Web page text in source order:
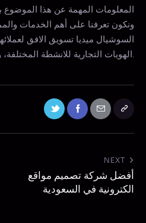
المعلومات المهمة عن هذا
ونكون تعرفنا على أهم الخدمات
السوشيال ميديا تسويق الافق
الهويات التجارية للانشطة المختلفة، ويزيد عدد عملائك وارباحك.
NEXT
أفضل شركة تصميم مواقع
الكترونية في السعودية